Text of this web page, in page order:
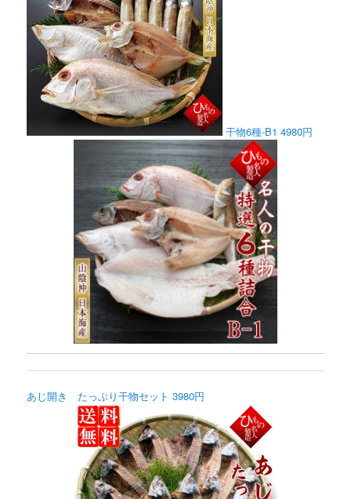
干物6種-B1 4980円
あじ開き たっぷり干物セット 3980円